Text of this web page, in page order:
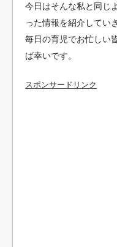
今日はそんな私と同じ
った情報を紹介してい
毎日の育児でお忙しい
ば幸いです。
スポンサードリンク